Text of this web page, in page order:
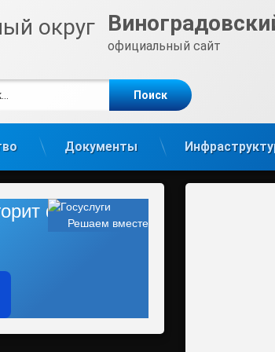
официальный сайт
Документы
Решаем вместе
фонарь?